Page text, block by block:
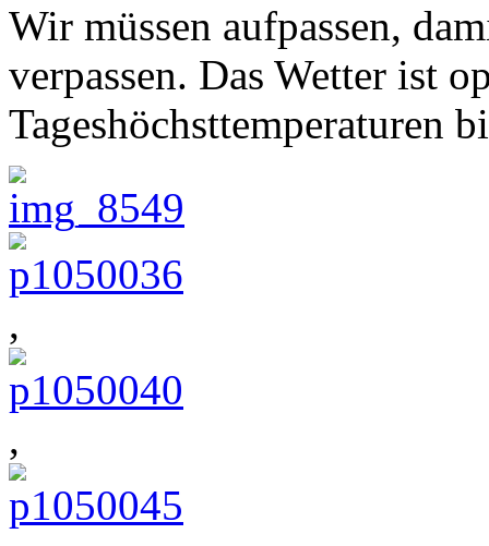
Wir müssen aufpassen,
verpassen. Das Wetter ist
Tageshöchsttemperaturen
,
,